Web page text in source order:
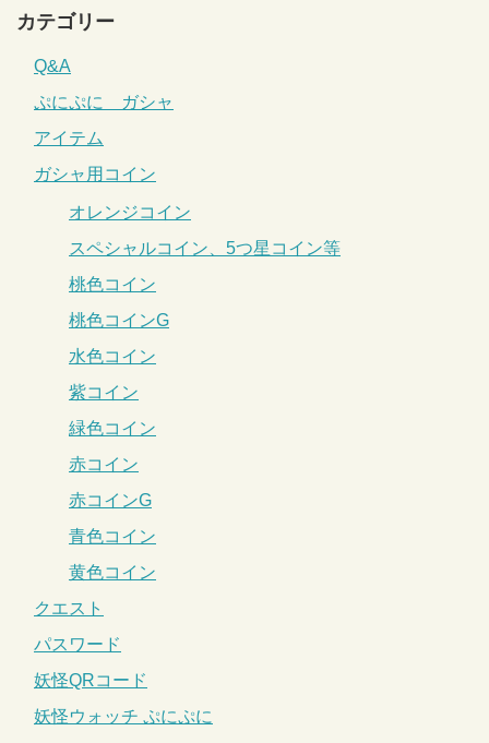
カテゴリー
Q&A
ぷにぷに ガシャ
アイテム
ガシャ用コイン
オレンジコイン
スペシャルコイン、5つ星コイン等
桃色コイン
桃色コインG
水色コイン
紫コイン
緑色コイン
赤コイン
赤コインG
青色コイン
黄色コイン
クエスト
パスワード
妖怪QRコード
妖怪ウォッチ ぷにぷに